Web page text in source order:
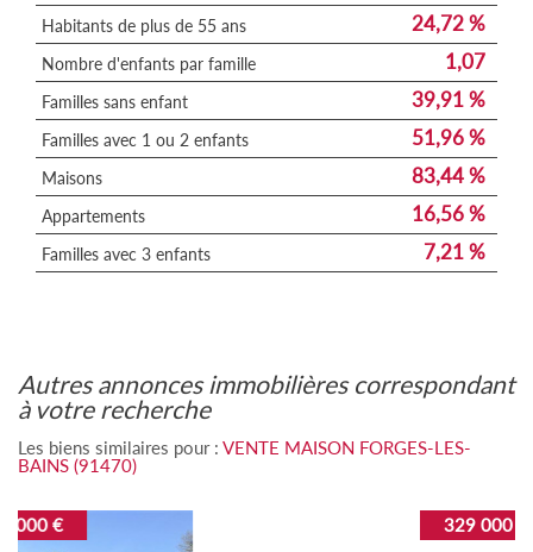
Habitants de plus de 55 ans 24,72 %
Nombre d'enfants par famille 1,07
Familles sans enfant 39,91 %
Familles avec 1 ou 2 enfants 51,96 %
Maisons 83,44 %
Appartements 16,56 %
Familles avec 3 enfants 7,21 %
autres annonces immobilières correspondant
à votre recherche
Les biens similaires pour : VENTE MAISON FORGES-LES-
BAINS (91470)